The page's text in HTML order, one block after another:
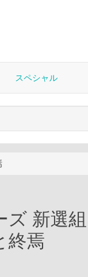
スペシャル
ズ 新選組
終焉